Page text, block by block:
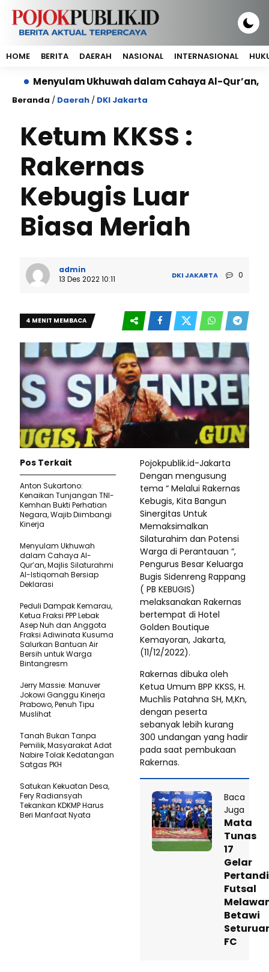
HOME BERITA DAERAH NASIONAL INTERNASIONAL
Ukhuwah dalam Cahaya Al-Qur’an, Majlis
Beranda / Daerah / DKI Jakarta
Ketum KKSS :
Rakernas
Kebugis Luar
Biasa Meriah
admin
13 Des 2022 10:11
DKI JAKARTA 0
4 MENIT MEMBACA
Pojokpublik.id-Jakarta
Dengan mengusung
tema “ Melalui Rakernas
Kebugis, Kita Bangun
Sinergitas Untuk
Memaksimalkan
Silaturahim dan Potensi
Warga di Perantauan “,
Pengurus Besar Keluarga
Bugis Sidenreng Rappang
( PB KEBUGIS)
melaksanakan Rakernas
bertempat di Hotel
Golden Boutique
Kemayoran, Jakarta,
(11/12/2022).
Rakernas dibuka oleh
Ketua Umum BPP KKSS, H.
Muchlis Patahna SH, M,Kn,
dengan peserta
sebanyak lebih kurang
300 undangan yang hadir
pada saat pembukaan
Rakernas.
Baca
Juga
Mata
Tunas
17
Gelar
Futsal
Betawi
FC
Pos Terkait
Anton Sukartono:
Kenaikan Tunjangan TNI-
Kemhan Bukti Perhatian
Negara, Wajib Diimbangi
Kinerja
Menyulam Ukhuwah
dalam Cahaya Al-
Qur’an, Majlis Silaturahmi
Al-Istiqomah Bersiap
Deklarasi
Peduli Dampak Kemarau,
Ketua Fraksi PPP Lebak
Asep Nuh dan Anggota
Fraksi Adiwinata Kusuma
Salurkan Bantuan Air
Bersih untuk Warga
Bintangresm
Jerry Massie: Manuver
Jokowi Ganggu Kinerja
Prabowo, Penuh Tipu
Muslihat
Tanah Bukan Tanpa
Pemilik, Masyarakat Adat
Nabire Tolak Kedatangan
Satgas PKH
Satukan Kekuatan Desa,
Fery Radiansyah
Tekankan KDKMP Harus
Beri Manfaat Nyata